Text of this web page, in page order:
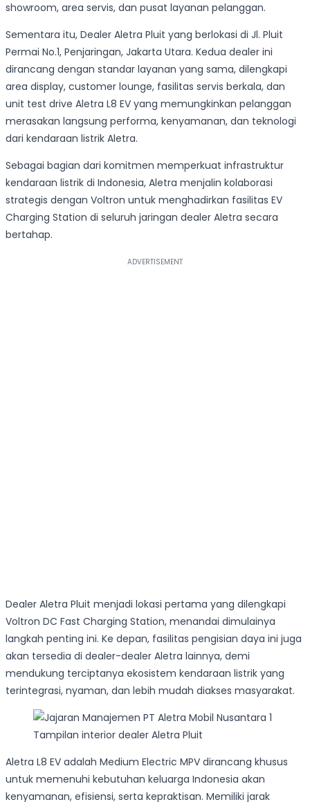
showroom, area servis, dan pusat layanan pelanggan.
Sementara itu, Dealer Aletra Pluit yang berlokasi di Jl. Pluit
Permai No.1, Penjaringan, Jakarta Utara. Kedua dealer ini
dirancang dengan standar layanan yang sama, dilengkapi
area display, customer lounge, fasilitas servis berkala, dan
unit test drive Aletra L8 EV yang memungkinkan pelanggan
merasakan langsung performa, kenyamanan, dan teknologi
dari kendaraan listrik Aletra.
Sebagai bagian dari komitmen memperkuat infrastruktur
kendaraan listrik di Indonesia, Aletra menjalin kolaborasi
strategis dengan Voltron untuk menghadirkan fasilitas EV
Charging Station di seluruh jaringan dealer Aletra secara
bertahap.
Dealer Aletra Pluit menjadi lokasi pertama yang dilengkapi
Voltron DC Fast Charging Station, menandai dimulainya
langkah penting ini. Ke depan, fasilitas pengisian daya ini juga
akan tersedia di dealer-dealer Aletra lainnya, demi
mendukung terciptanya ekosistem kendaraan listrik yang
terintegrasi, nyaman, dan lebih mudah diakses masyarakat.
Tampilan interior dealer Aletra Pluit
Aletra L8 EV adalah Medium Electric MPV dirancang khusus
untuk memenuhi kebutuhan keluarga Indonesia akan
kenyamanan, efisiensi, serta kepraktisan. Memiliki jarak